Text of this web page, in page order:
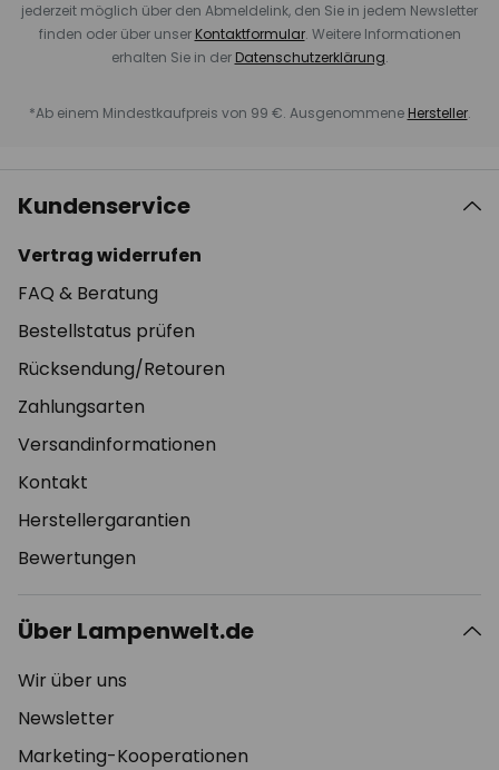
jederzeit möglich über den Abmeldelink, den Sie in jedem Newsletter
finden oder über unser Kontaktformular. Weitere Informationen
erhalten Sie in der Datenschutzerklärung.
*Ab einem Mindestkaufpreis von 99 €. Ausgenommene Hersteller.
Kundenservice
Vertrag widerrufen
FAQ & Beratung
Bestellstatus prüfen
Rücksendung/Retouren
Zahlungsarten
Versandinformationen
Kontakt
Herstellergarantien
Bewertungen
Über Lampenwelt.de
Wir über uns
Newsletter
Marketing-Kooperationen